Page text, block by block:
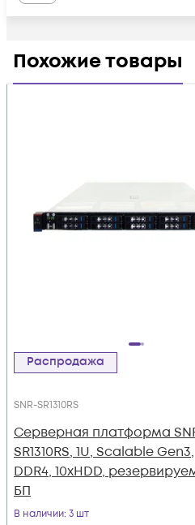
Похожие товары
Распродажа
SNR-SR1310RS
Серверная платформа
SR1310RS, 1U, Scalable Gen3,
DDR4, 10xHDD,
БП
В наличии: 3 шт